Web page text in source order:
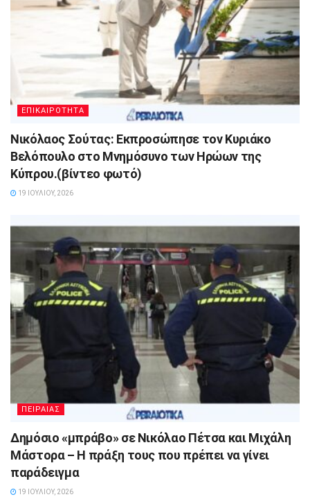
ΕΠΙΚΑΙΡΟΤΗΤΑ
Νικόλαος Σούτας: Εκπροσώπησε τον Κυριάκο
Βελόπουλο στο Μνημόσυνο των Ηρώων της
Κύπρου.(βίντεο φωτό)
19 ΙΟΥΛΊΟΥ, 2026
ΠΕΙΡΑΙΑΣ
Δημόσιο «μπράβο» σε Νικόλαο Πέτσα και Μιχάλη
Μάστορα – Η πράξη τους που πρέπει να γίνει
παράδειγμα
19 ΙΟΥΛΊΟΥ, 2026